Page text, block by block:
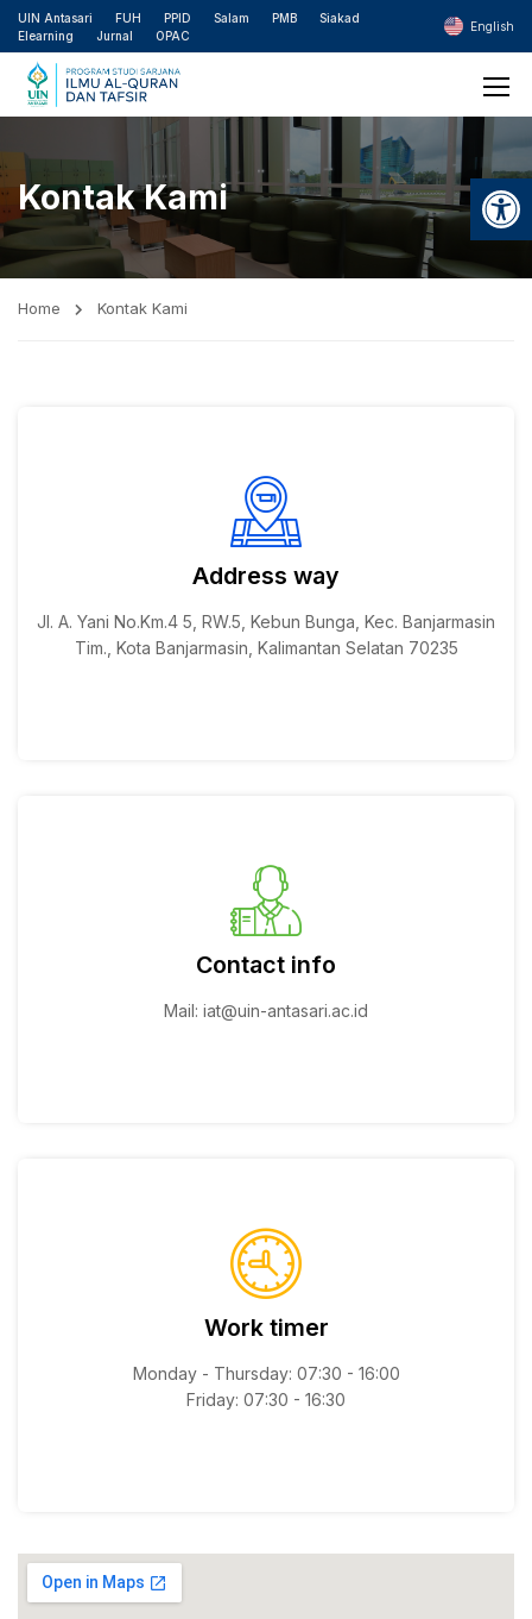
UIN Antasari FUH PPID Salam PMB
Siakad
Elearning
Jurnal OPAC
English
Kontak Kami
Home Kontak Kami
Address way
Jl. A. Yani No.Km.4 5, RW.5, Kebun Bunga, Kec. Banjarmasin
Tim., Kota Banjarmasin, Kalimantan Selatan 70235
Contact info
Mail: iat@uin-antasari.ac.id
Work timer
Monday - Thursday: 07:30 - 16:00
Friday: 07:30 - 16:30